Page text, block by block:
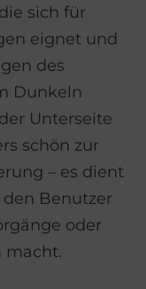
sich für
eignet und
des
Dunkeln
Unterseite
schön zur
– es dient
Benutzer
oder
macht.